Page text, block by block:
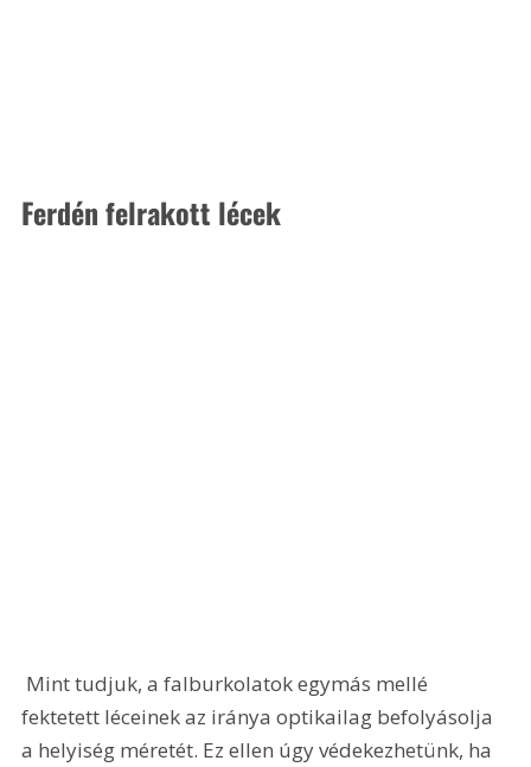
Ferdén felrakott lécek
fektetett léceinek az iránya optikailag befolyásolja
a helyiség méretét. Ez ellen úgy védekezhetünk, ha